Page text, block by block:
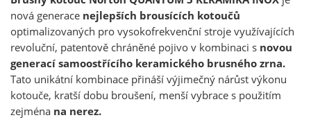
nová generace nejlepších brousících kotoučů
optimalizovaných pro vysokofrekvenční stroje využívajících
revoluční, patentově chráněné pojivo v kombinaci s novou
generací samoostřícího keramického brusného zrna.
Tato unikátní kombinace přináší výjimečný nárůst výkonu
kotouče, kratší dobu broušení, menší vybrace s použitím
zejména na nerez.